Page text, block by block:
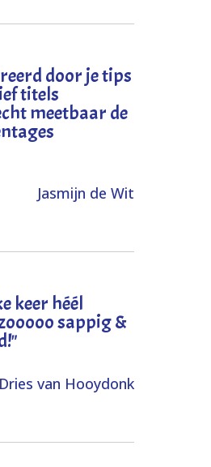
door je tips
titels
meetbaar de
Jasmijn de Wit
keer héél
sappig &
"
Dries van Hooydonk